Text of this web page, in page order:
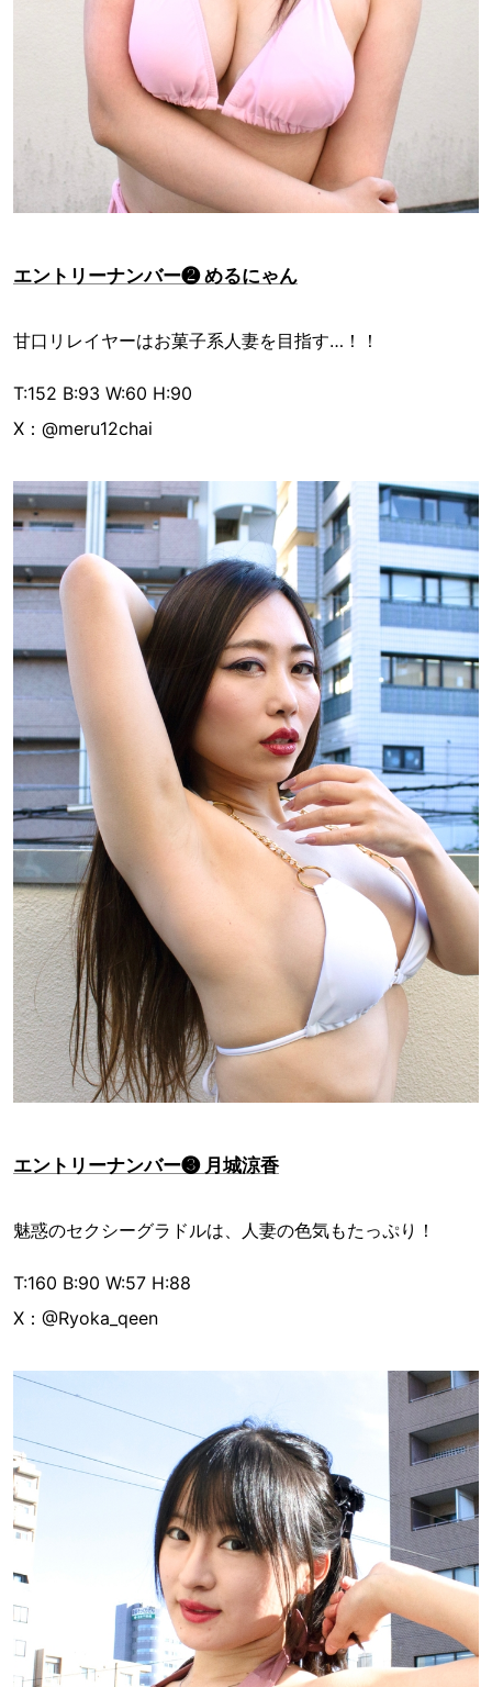
エントリーナンバー❷ めるにゃん
甘口リレイヤーはお菓子系人妻を目指す…！！
T:152 B:93 W:60 H:90
X：@meru12chai
エントリーナンバー❸ 月城涼香
魅惑のセクシーグラドルは、人妻の色気もたっぷり！
T:160 B:90 W:57 H:88
X：@Ryoka_qeen